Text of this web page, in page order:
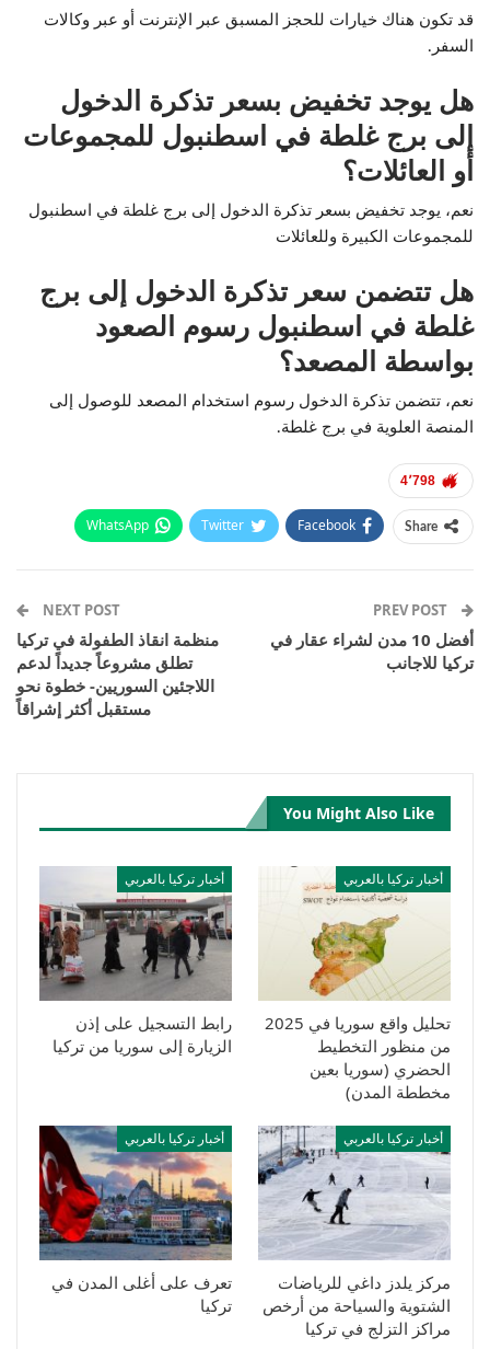
قد تكون هناك خيارات للحجز المسبق عبر الإنترنت أو عبر وكالات
السفر.
هل يوجد تخفيض بسعر تذكرة الدخول
إلى برج غلطة في اسطنبول للمجموعات
أو العائلات؟
نعم، يوجد تخفيض بسعر تذكرة الدخول إلى برج غلطة في اسطنبول
للمجموعات الكبيرة وللعائلات
هل تتضمن سعر تذكرة الدخول إلى برج
غلطة في اسطنبول رسوم الصعود
بواسطة المصعد؟
نعم، تتضمن تذكرة الدخول رسوم استخدام المصعد للوصول إلى
المنصة العلوية في برج غلطة.
4٬798
Share
Facebook
Twitter
WhatsApp
أفضل 10 مدن لشراء عقار في
تركيا للاجانب
NEXT POST
منظمة انقاذ الطفولة في تركيا
تطلق مشروعاً جديداً لدعم
اللاجئين السوريين- خطوة نحو
مستقبل أكثر إشراقاً
You Might Also Like
أخبار تركيا بالعربي
تحليل واقع سوريا في 2025
من منظور التخطيط
الحضري (سوريا بعين
مخططة المدن)
أخبار تركيا بالعربي
رابط التسجيل على إذن
الزيارة إلى سوريا من تركيا
أخبار تركيا بالعربي
مركز يلدز داغي للرياضات
الشتوية والسياحة من أرخص
مراكز التزلج في تركيا
أخبار تركيا بالعربي
تعرف على أغلى المدن في
تركيا